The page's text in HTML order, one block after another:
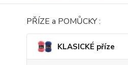
PŘÍZE a POMŮCKY :
KLASICKÉ příze